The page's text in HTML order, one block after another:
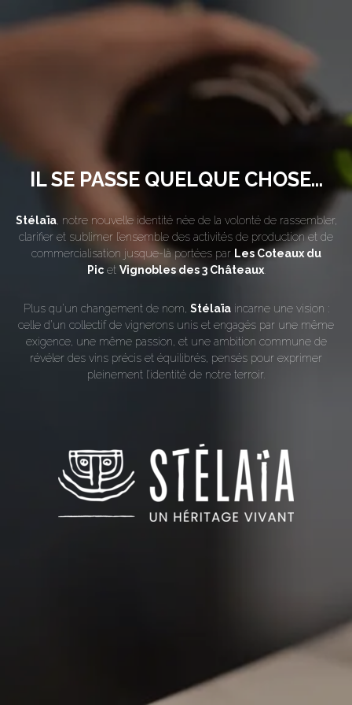
IL SE PASSE QUELQUE CHOSE...
Stélaïa, notre nouvelle identité née de la volonté de rassembler,
clarifier et sublimer l’ensemble des activités de production et de
commercialisation jusque-là portées par Les Coteaux du
Picet Vignobles des 3 Châteaux.
Plus qu’un changement de nom, Stélaïaincarne une vision :
celle d’un collectif de vignerons unis et engagés par une même
exigence, une même passion, et une ambition commune de
révéler des vins précis et équilibrés, pensés pour exprimer
pleinement l’identité de notre terroir.